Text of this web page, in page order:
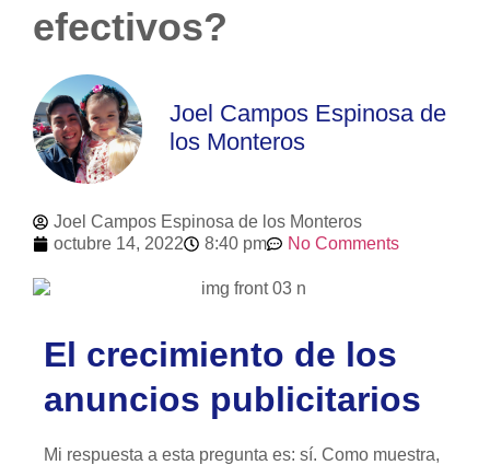
efectivos?
Joel Campos Espinosa de
los Monteros
Joel Campos Espinosa de los Monteros
octubre 14, 2022
8:40 pm No Comments
El crecimiento de los
anuncios publicitarios
Mi respuesta a esta pregunta es: sí. Como muestra,